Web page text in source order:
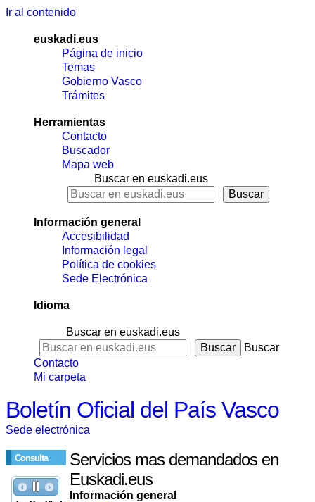
Ir al contenido
euskadi.eus
Página de inicio
Temas
Gobierno Vasco
Trámites
Herramientas
Contacto
Buscador
Mapa web
Buscar en euskadi.eus
Información general
Accesibilidad
Información legal
Política de cookies
Sede Electrónica
Idioma
Buscar en euskadi.eus
Buscar
Contacto
Mi carpeta
Boletín Oficial del País Vasco
Sede electrónica
Consulta
Servicios mas demandados en
Euskadi.eus
Información general